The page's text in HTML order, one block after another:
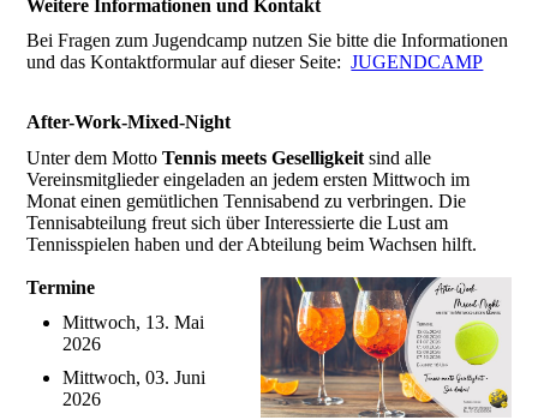
Weitere Informationen und Kontakt
Bei Fragen zum Jugendcamp nutzen Sie bitte die Informationen
und das Kontaktformular auf dieser Seite:JUGENDCAMP
After-Work-Mixed-Night
Unter dem MottoTennis meets Geselligkeit sind alle
Vereinsmitglieder eingeladen an jedem ersten Mittwoch im
Monat einen gemütlichen Tennisabend zu verbringen. Die
Tennisabteilung freut sich über Interessierte die Lust am
Tennisspielen haben und der Abteilung beim Wachsen hilft.
Termine
Mittwoch, 13. Mai
2026
Mittwoch, 03. Juni
2026